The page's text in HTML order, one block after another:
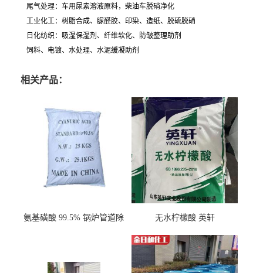
尾气处理：车用尿素溶液原料，柴油车脱硝净化
工业化工：树脂合成、脲醛胶、印染、造纸、脱硫脱硝
日化纺织：吸湿保湿剂、纤维软化、防皱整理助剂
饲料、电镀、水处理、水泥缓凝助剂
相关产品：
氨基磺酸 99.5% 锅炉管道除
无水柠檬酸 英轩